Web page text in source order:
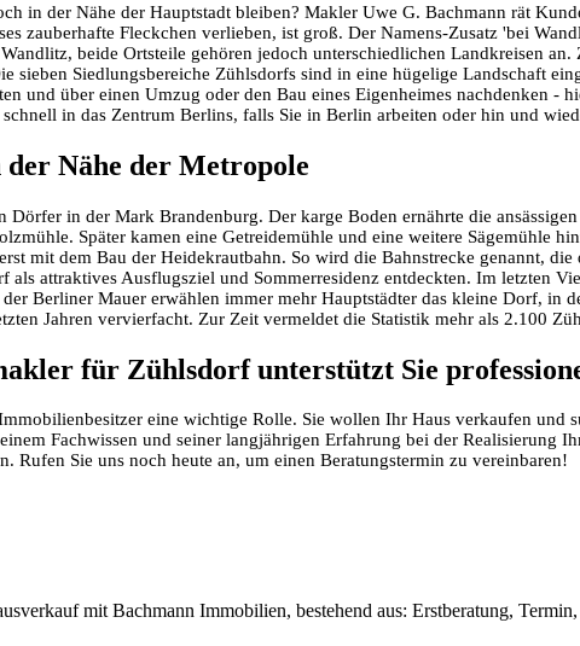
in der Nähe der Hauptstadt bleiben? Makler Uwe G. Bachmann rät
zauberhafte Fleckchen verlieben, ist groß. Der Namens-Zusatz 'bei
beide Ortsteile gehören jedoch unterschiedlichen Landkreisen
Siedlungsbereiche Zühlsdorfs sind in eine hügelige Landschaft
und über einen Umzug oder den Bau eines Eigenheimes nachdenken -
in das Zentrum Berlins, falls Sie in Berlin arbeiten oder hin und
Nähe der Metropole
Dörfer in der Mark Brandenburg. Der karge Boden ernährte die
Später kamen eine Getreidemühle und eine weitere Sägemühle
mit dem Bau der Heidekrautbahn. So wird die Bahnstrecke genannt,
attraktives Ausflugsziel und Sommerresidenz entdeckten. Im letzten
Berliner Mauer erwählen immer mehr Hauptstädter das kleine Dorf, in
Jahren vervierfacht. Zur Zeit vermeldet die Statistik mehr als 2.100
für Zühlsdorf unterstützt Sie
eine wichtige Rolle. Sie wollen Ihr Haus verkaufen und
Fachwissen und seiner langjährigen Erfahrung bei der Realisierung
Sie uns noch heute an, um einen Beratungstermin zu vereinbaren!